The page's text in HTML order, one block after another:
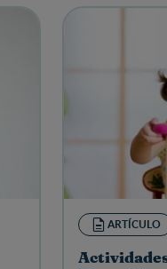
ARTÍCULO